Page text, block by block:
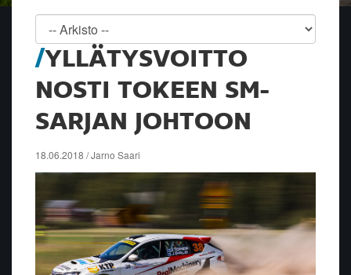
YLLÄTYSVOITTO
NOSTI TOKEEN SM-
SARJAN JOHTOON
18.06.2018 / Jarno Saari